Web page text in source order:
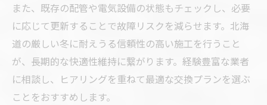
また、既存の配管や電気設備の状態もチェックし、必要
に応じて更新することで故障リスクを減らせます。北海
道の厳しい冬に耐えうる信頼性の高い施工を行うこと
が、長期的な快適性維持に繋がります。経験豊富な業者
に相談し、ヒアリングを重ねて最適な交換プランを選ぶ
ことをおすすめします。